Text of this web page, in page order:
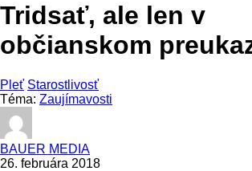
Tridsať, ale len v
občianskom
Pleť Starostlivosť
Téma: Zaujímavosti
BAUER MEDIA
26. februára 2018